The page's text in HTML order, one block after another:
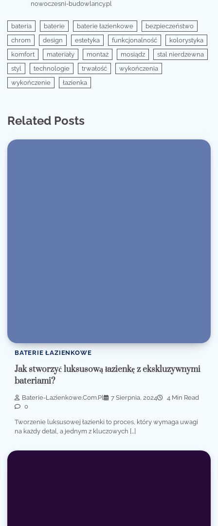
nowoczesni-budowlancy.pl
bateria baterie baterie łazienkowe
bezpieczeństwo
chrom
design estetyka funkcjonalność
kolorystyka
komfort
materiały montaż mosiądz
stal nierdzewna
styl
technologie trwałość
wykończenia
wykończenie
łazienka
Related Posts
BATERIE ŁAZIENKOWE
Jak stworzyć luksusową łazienkę z ekskluzywnymi
bateriami?
Baterie-Lazienkowe.com.pl 7 Sierpnia, 2024
4 Min Read
0
Tworzenie luksusowej łazienki to proces, który wymaga uwagi
na każdy detal, a jednym z kluczowych […]